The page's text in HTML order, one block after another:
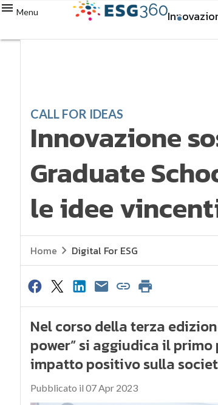
Menu
CALL FOR IDEAS
Innovazione
Graduate
le idee
Home Digital For ESG
Nel corso della terza
power” si aggiudica il
impatto positivo sulla
Pubblicato il 07 Apr 2023